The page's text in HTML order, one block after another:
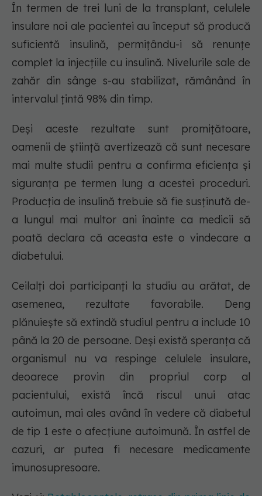
În termen de trei luni de la transplant, celulele
insulare noi ale pacientei au început să producă
suficientă insulină, permițându-i să renunțe
complet la injecțiile cu insulină. Nivelurile sale de
zahăr din sânge s-au stabilizat, rămânând în
intervalul țintă 98% din timp.
Deși aceste rezultate sunt promițătoare,
oamenii de știință avertizează că sunt necesare
mai multe studii pentru a confirma eficiența și
siguranța pe termen lung a acestei proceduri.
Producția de insulină trebuie să fie susținută de-
a lungul mai multor ani înainte ca medicii să
poată declara că aceasta este o vindecare a
diabetului.
Ceilalți doi participanți la studiu au arătat, de
asemenea, rezultate favorabile. Deng
plănuiește să extindă studiul pentru a include 10
până la 20 de persoane. Deși există speranța că
organismul nu va respinge celulele insulare,
deoarece provin din propriul corp al
pacientului, există încă riscul unui atac
autoimun, mai ales având în vedere că diabetul
de tip 1 este o afecțiune autoimună. În astfel de
cazuri, ar putea fi necesare medicamente
imunosupresoare.